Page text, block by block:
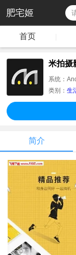
肥宅姬
首页
米拍摄
系统：
类别：生
简介